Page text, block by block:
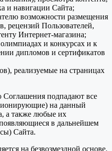
и навигации Сайта;
возможности размещения
рецензий Пользователей,
Интернет-магазина;
и конкурсах и к
дипломов и сертификатов
реализуемые на страницах
Соглашения подпадают все
на данный
а также любые их
в дальнейшем
Сайта.
на безвозмездной основе.